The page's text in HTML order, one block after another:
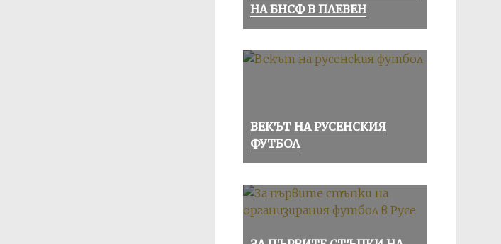
НА БНСФ В ПЛЕВЕН
ВЕКЪТ НА РУСЕНСКИЯ
ФУТБОЛ